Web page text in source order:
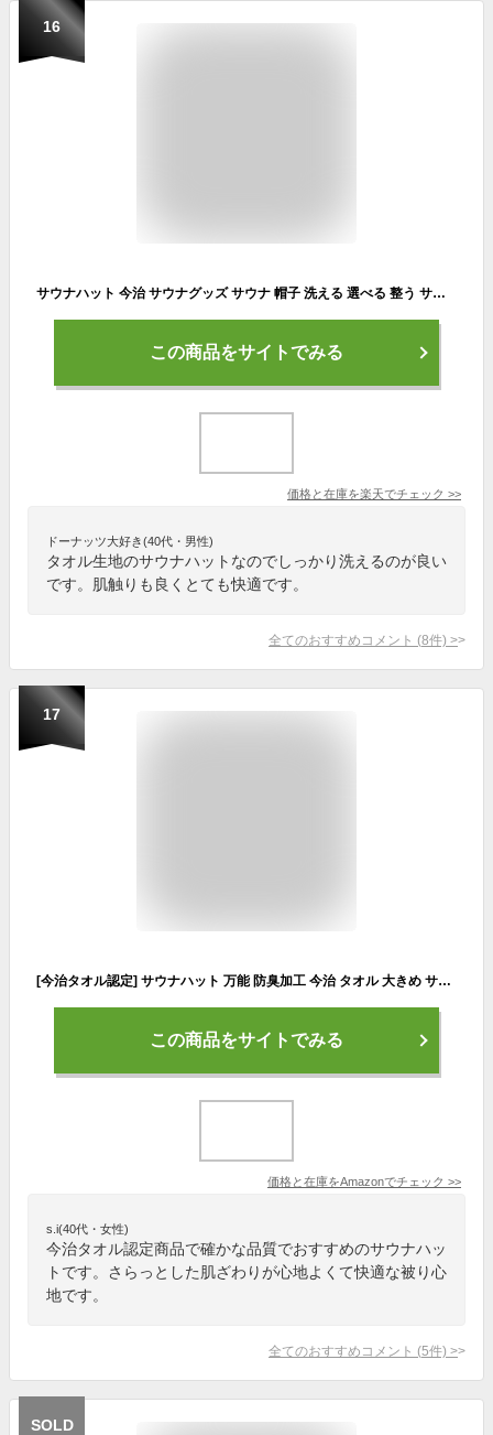
16
サウナハット 今治 サウナグッズ サウナ 帽子 洗える 選べる 整う サウナー サ活 温泉 岩盤浴キャップ アウトドア キャンプ テントサウナ メンズ レディース ABiL POCKET アビルポケット コンテックス kontex 母の日
この商品をサイトでみる
価格と在庫を楽天でチェック >>
ドーナッツ大好き(40代・男性)
タオル生地のサウナハットなのでしっかり洗えるのが良い
です。肌触りも良くとても快適です。
全てのおすすめコメント (8件) >
17
[今治タオル認定] サウナハット 万能 防臭加工 今治 タオル 大きめ サウナグッズ テントサウナ サウナ 今治タオル
この商品をサイトでみる
価格と在庫をAmazonでチェック >>
s.i(40代・女性)
今治タオル認定商品で確かな品質でおすすめのサウナハッ
トです。さらっとした肌ざわりが心地よくて快適な被り心
地です。
全てのおすすめコメント (5件) >
SOLD